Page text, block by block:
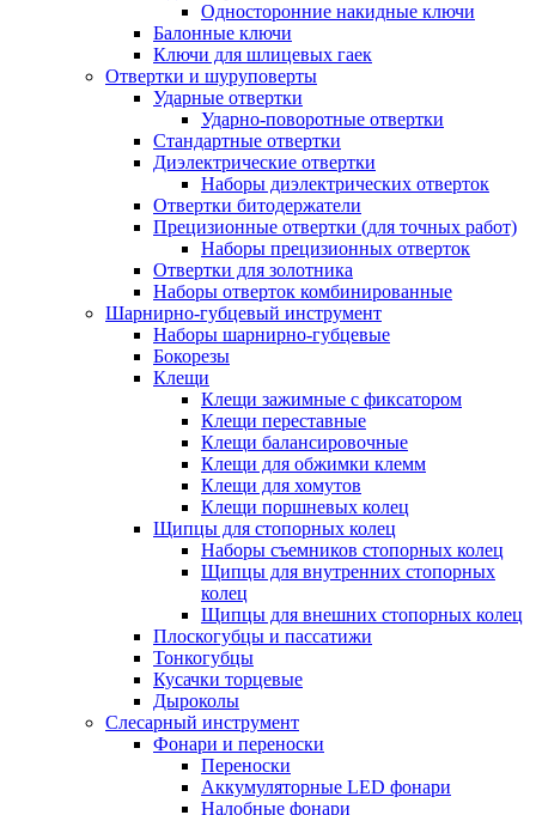
Односторонние накидные ключи
Балонные ключи
Ключи для шлицевых гаек
Отвертки и шуруповерты
Ударные отвертки
Ударно-поворотные отвертки
Стандартные отвертки
Диэлектрические отвертки
Наборы диэлектрических отверток
Отвертки битодержатели
Прецизионные отвертки (для точных работ)
Наборы прецизионных отверток
Отвертки для золотника
Наборы отверток комбинированные
Шарнирно-губцевый инструмент
Наборы шарнирно-губцевые
Бокорезы
Клещи
Клещи зажимные с фиксатором
Клещи переставные
Клещи балансировочные
Клещи для обжимки клемм
Клещи для хомутов
Клещи поршневых колец
Щипцы для стопорных колец
Наборы съемников стопорных колец
Щипцы для внутренних стопорных
колец
Щипцы для внешних стопорных колец
Плоскогубцы и пассатижи
Тонкогубцы
Кусачки торцевые
Дыроколы
Слесарный инструмент
Фонари и переноски
Переноски
Аккумуляторные LED фонари
Налобные фонари